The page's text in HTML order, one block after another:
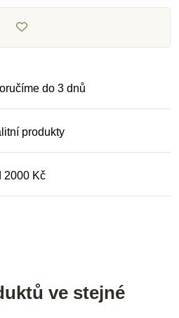
do 3 dnů
produkty
2000 Kč
ve stejné